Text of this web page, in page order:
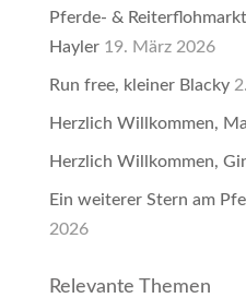
Pferde- &
Hayler 19. März 2026
Run free, kleiner Blacky
Herzlich Willkommen,
Herzlich Willkommen,
Ein weiterer Stern am
2026
Relevante Themen